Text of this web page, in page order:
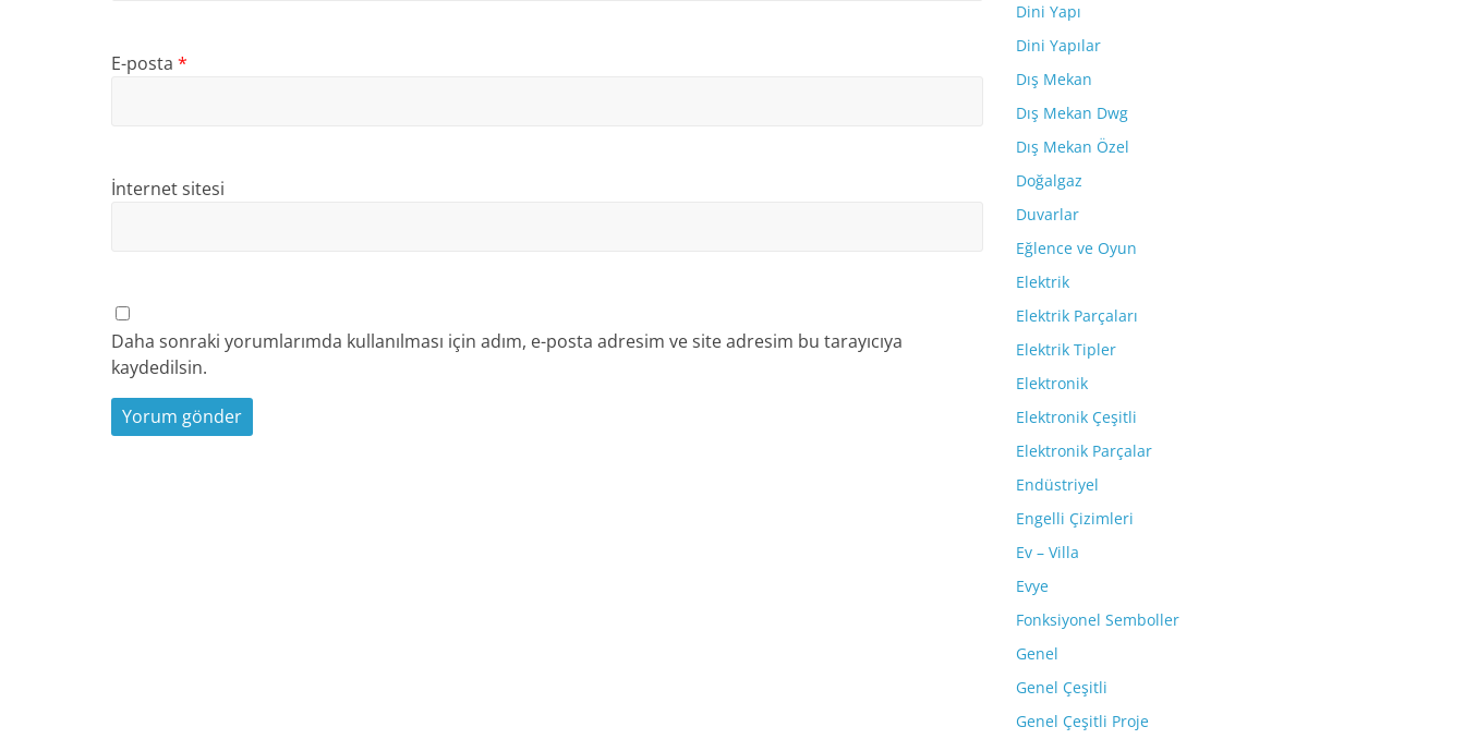
E-posta *
İnternet sitesi
Daha sonraki yorumlarımda kullanılması için adım, e-posta adresim ve site adresim bu tarayıcıya
kaydedilsin.
Dini Yapı
Dini Yapılar
Dış Mekan
Dış Mekan Dwg
Dış Mekan Özel
Doğalgaz
Duvarlar
Eğlence ve Oyun
Elektrik
Elektrik Parçaları
Elektrik Tipler
Elektronik
Elektronik Çeşitli
Elektronik Parçalar
Endüstriyel
Engelli Çizimleri
Ev – Villa
Evye
Fonksiyonel Semboller
Genel
Genel Çeşitli
Genel Çeşitli Proje